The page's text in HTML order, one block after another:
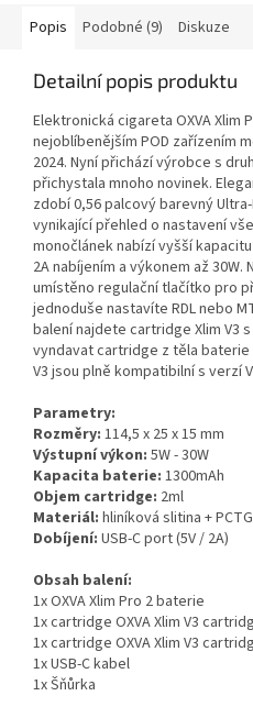
Popis Podobné (9) Diskuze
Detailní popis produktu
Elektronická cigareta OXVA Xlim
nejoblíbenějším POD zařízením
2024. Nyní přichází výrobce s
přichystala mnoho novinek.
zdobí 0,56 palcový barevný
vynikající přehled o nastavení
monočlánek nabízí vyšší
2A nabíjením a výkonem až
umístěno regulační tlačítko pro
jednoduše nastavíte RDL nebo
balení najdete cartridge Xlim V3
vyndavat cartridge z těla
V3 jsou plně kompatibilní s verzí
Parametry:
Rozměry: 114,5 x 25 x 15 mm
Výstupní výkon: 5W - 30W
Kapacita baterie: 1300mAh
Objem cartridge: 2ml
Materiál: hliníková slitina + PCTG
Dobíjení: USB-C port (5V / 2A)
Obsah balení:
1x OXVA Xlim Pro 2 baterie
1x cartridge OXVA Xlim V3
1x cartridge OXVA Xlim V3
1x USB-C kabel
1x Šňůrka